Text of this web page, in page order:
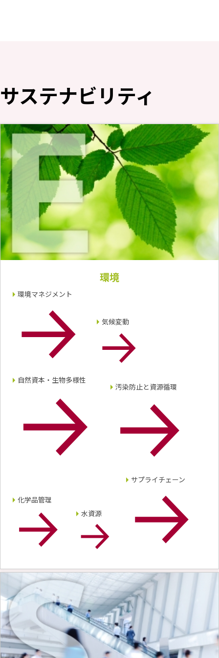
サステナビリティ
環境
環境マネジメント
気候変動
自然資本・生物多様性
汚染防止と資源循環
化学品管理
水資源
サプライチェーン